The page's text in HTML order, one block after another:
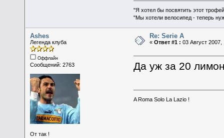
"Я хотел бы посвятить этот
"Мы хотели велосипед - теперь
Ashes
Легенда клуба
Оффлайн
Сообщений: 2763
От так !
Re: Serie A
«Ответ #1 : 03 Август 2007,
Да уж за 20
A Roma Solo La Lazio !